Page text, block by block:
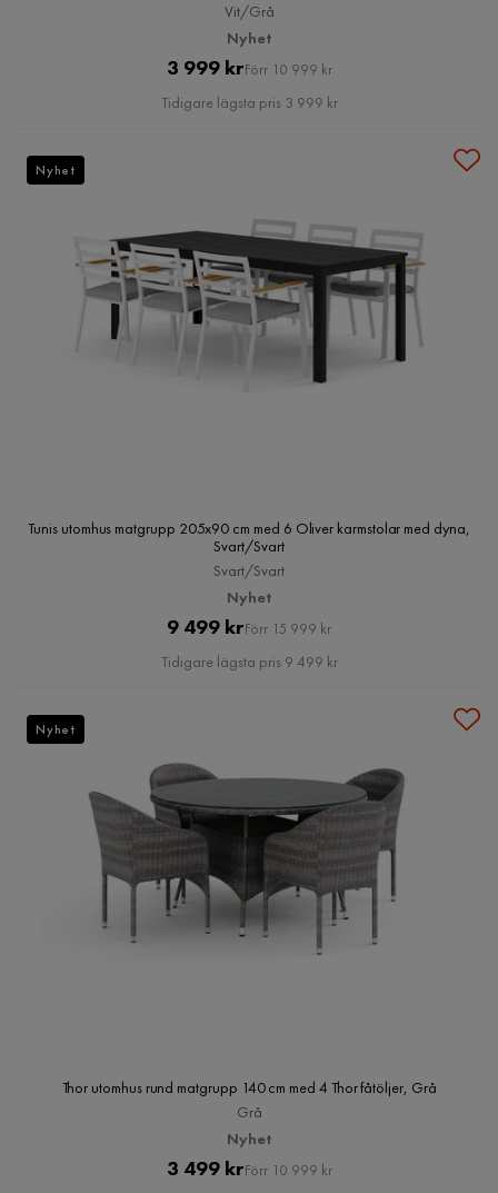
Vit/Grå
Nyhet
Pris
3 999 krOriginal
Pris
Förr 10 999 kr
Tidigare lägsta pris 3 999 kr
Tunis utomhus matgrupp 205x90 cm med 6 Oliver karmstolar med dyna,
Svart/Svart
Svart/Svart
Nyhet
Pris
9 499 krOriginal
Pris
Förr 15 999 kr
Tidigare lägsta pris 9 499 kr
Nyhet
Thor utomhus rund matgrupp 140 cm med 4 Thor fåtöljer, Grå
Grå
Nyhet
Pris
3 499 krOriginal
Förr 10 999 kr
Nyhet